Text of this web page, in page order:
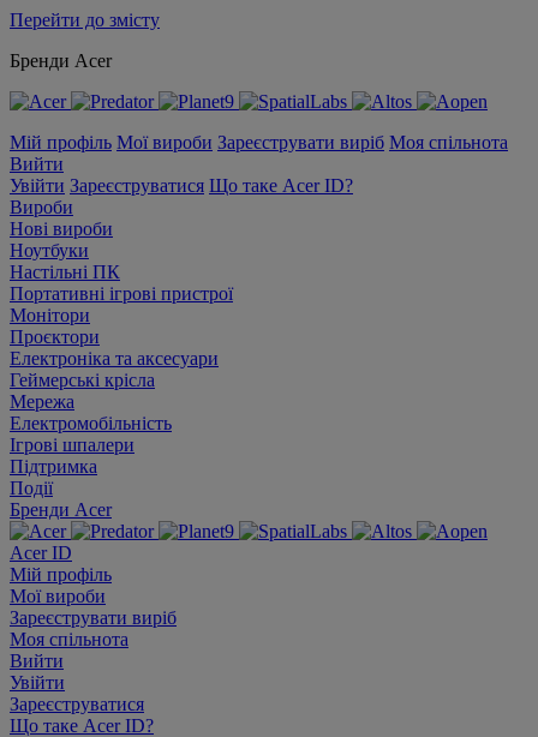
Перейти до змісту
Бренди Acer
Мій профіль Мої вироби Зареєструвати виріб Моя спільнота
Вийти
Увійти Зареєструватися Що таке Acer ID?
Вироби
Нові вироби
Ноутбуки
Настільні ПК
Портативні ігрові пристрої
Монітори
Проєктори
Електроніка та аксесуари
Геймерські крісла
Мережа
Електромобільність
Ігрові шпалери
Підтримка
Події
Бренди Acer
Acer ID
Мій профіль
Мої вироби
Зареєструвати виріб
Моя спільнота
Вийти
Увійти
Зареєструватися
Що таке Acer ID?